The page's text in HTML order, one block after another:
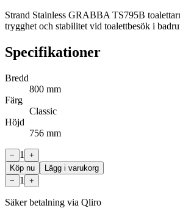
Strand Stainless GRABBA TS795B
trygghet och stabilitet vid toalettbesök i
Specifikationer
Bredd
800 mm
Färg
Classic
Höjd
756 mm
− 1
+
Köp nu
Lägg i varukorg
−
1 +
Säker betalning via Qliro